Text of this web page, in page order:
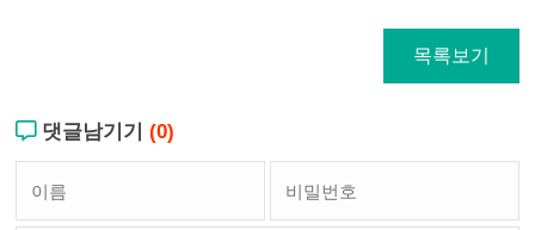
목록보기
댓글남기기(0)